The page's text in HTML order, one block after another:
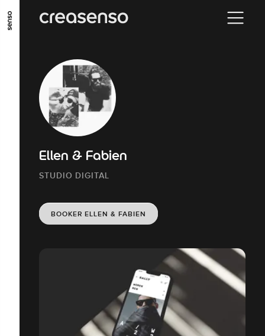
ALLER AU CONTENU PRINCIPAL
ALLER EN BAS DE PAGE
Ellen & Fabien
STUDIO DIGITAL
BOOKER ELLEN & FABIEN